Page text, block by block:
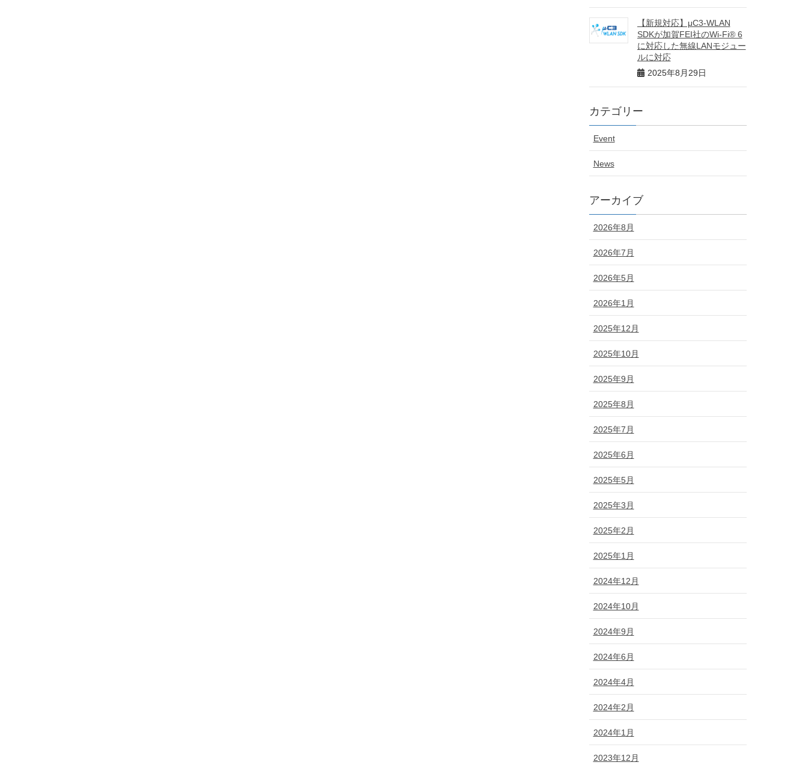
【新規対応】μC3-WLAN
SDKが加賀FEI社のWi-Fi® 6
に対応した無線LANモジュー
ルに対応
2025年8月29日
カテゴリー
Event
News
アーカイブ
2026年8月
2026年7月
2026年5月
2026年1月
2025年12月
2025年10月
2025年9月
2025年8月
2025年7月
2025年6月
2025年5月
2025年3月
2025年2月
2025年1月
2024年12月
2024年10月
2024年9月
2024年6月
2024年4月
2024年2月
2024年1月
2023年12月